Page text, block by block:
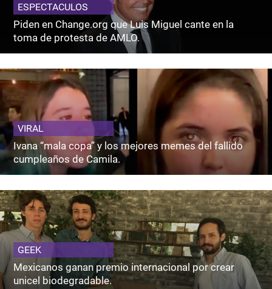
ESPECTACULOS
Piden en Change.org que Luis Miguel cante en la
toma de protesta de AMLO.
VIRAL
Ivana “mala copa” y los mejores memes del fallido
cumpleaños de Camila.
GEEK
Mexicanos ganan premio internacional por crear
unicel biodegradable.